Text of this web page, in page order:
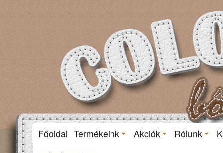
Főoldal Termékeink Akciók Rólunk